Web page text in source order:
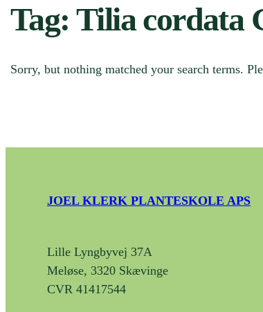
Tag:Tilia cordata
Sorry, but nothing matched your search terms.
JOEL KLERK PLANTESKOLE APS
Lille Lyngbyvej 37A
Meløse, 3320 Skævinge
CVR 41417544